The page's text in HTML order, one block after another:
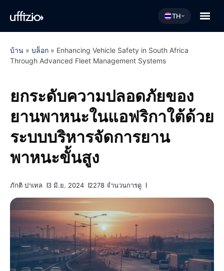
TH
บ้าน » บล็อก » Enhancing Vehicle Safety in South Africa
Through Advanced Fleet Management Systems
ยกระดับความปลอดภัยของ
ยานพาหนะในแอฟริกาใต้ด้วย
ระบบบริหารจัดการยาน
พาหนะขั้นสูง
ภักติ ปาเทล 3 มิ.ย. 2024 2278 จำนวนการดู